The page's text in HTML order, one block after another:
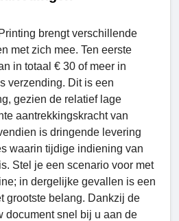
brengt verschillende
met zich mee. Ten eerste
in totaal € 30 of meer in
verzending. Dit is een
gezien de relatief lage
aantrekkingskracht van
is dringende levering
waarin tijdige indiening van
Stel je een scenario voor met
in dergelijke gevallen is een
grootste belang. Dankzij de
document snel bij u aan de